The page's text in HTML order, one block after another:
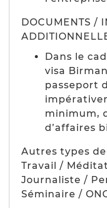
DOCUMENTS /
Dans le
visa
passeport
minimum,
d’affaires
Autres types de
Travail /
Journaliste /
Séminaire /